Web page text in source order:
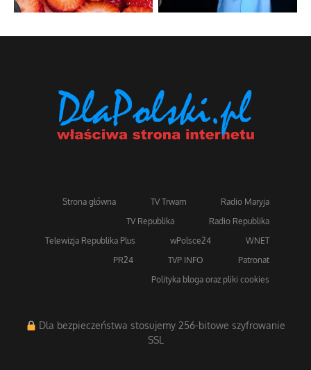
Strona główna TV Trwam
Radio Maryja
TV Republika
Radio Republika
Telewizja Republika Plus
wPolsce24
WNET
PR24
TVP INFO
Patronat
Polityka bloga oraz pliki cookies
Dla bezpieczeństwa stosujemy 256-bitowe szyfrowanie
SSL